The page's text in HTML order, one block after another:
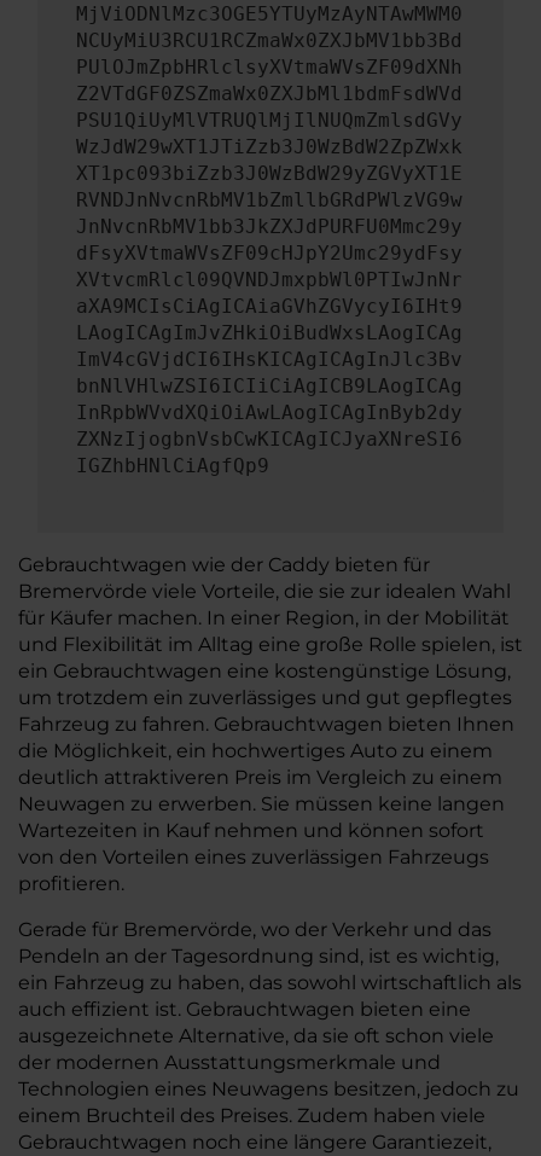
MjViODNlMzc3OGE5YTUyMzAyNTAwMWM0
NCUyMiU3RCU1RCZmaWx0ZXJbMV1bb3Bd
PUlOJmZpbHRlclsyXVtmaWVsZF09dXNh
Z2VTdGF0ZSZmaWx0ZXJbMl1bdmFsdWVd
PSU1QiUyMlVTRUQlMjIlNUQmZmlsdGVy
WzJdW29wXT1JTiZzb3J0WzBdW2ZpZWxk
XT1pc093biZzb3J0WzBdW29yZGVyXT1E
RVNDJnNvcnRbMV1bZmllbGRdPWlzVG9w
JnNvcnRbMV1bb3JkZXJdPURFU0Mmc29y
dFsyXVtmaWVsZF09cHJpY2Umc29ydFsy
XVtvcmRlcl09QVNDJmxpbWl0PTIwJnNr
aXA9MCIsCiAgICAiaGVhZGVycyI6IHt9
LAogICAgImJvZHkiOiBudWxsLAogICAg
ImV4cGVjdCI6IHsKICAgICAgInJlc3Bv
bnNlVHlwZSI6ICIiCiAgICB9LAogICAg
InRpbWVvdXQiOiAwLAogICAgInByb2dy
ZXNzIjogbnVsbCwKICAgICJyaXNreSI6
IGZhbHNlCiAgfQp9
Gebrauchtwagen wie der Caddy bieten für
Bremervörde viele Vorteile, die sie zur idealen Wahl
für Käufer machen. In einer Region, in der Mobilität
und Flexibilität im Alltag eine große Rolle spielen, ist
ein Gebrauchtwagen eine kostengünstige Lösung,
um trotzdem ein zuverlässiges und gut gepflegtes
Fahrzeug zu fahren. Gebrauchtwagen bieten Ihnen
die Möglichkeit, ein hochwertiges Auto zu einem
deutlich attraktiveren Preis im Vergleich zu einem
Neuwagen zu erwerben. Sie müssen keine langen
Wartezeiten in Kauf nehmen und können sofort
von den Vorteilen eines zuverlässigen Fahrzeugs
profitieren.
Gerade für Bremervörde, wo der Verkehr und das
Pendeln an der Tagesordnung sind, ist es wichtig,
ein Fahrzeug zu haben, das sowohl wirtschaftlich als
auch effizient ist. Gebrauchtwagen bieten eine
ausgezeichnete Alternative, da sie oft schon viele
der modernen Ausstattungsmerkmale und
Technologien eines Neuwagens besitzen, jedoch zu
einem Bruchteil des Preises. Zudem haben viele
Gebrauchtwagen noch eine längere Garantiezeit,